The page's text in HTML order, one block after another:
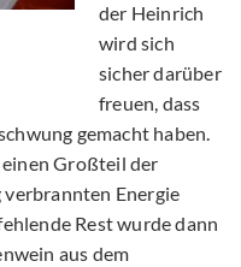
der Heinrich
wird sich
sicher darüber
freuen, dass
gemacht haben.
Großteil der
verbrannten Energie
Rest wurde dann
aus dem